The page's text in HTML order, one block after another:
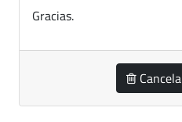
Gracias.
Cancela